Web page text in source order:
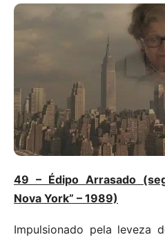
49 – Édipo Arrasado
Nova York” – 1989)
Impulsionado pela leveza